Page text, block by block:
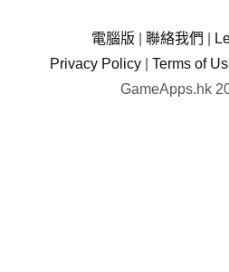
電腦版 聯絡我們
Privacy Policy
Terms of
GameApps.hk